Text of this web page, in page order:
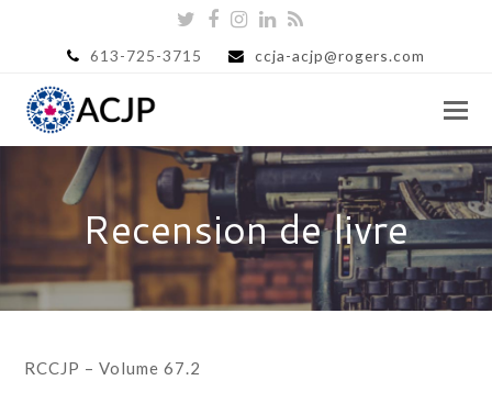
Twitter
Facebook
Instagram
LinkedIn
613-725-3715 ccja-acjp@rogers.com
Recension de livre
RCCJP – Volume 67.2